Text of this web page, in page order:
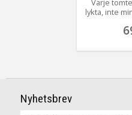
Varje
lykta, inte
drivs med
Nyhetsbrev